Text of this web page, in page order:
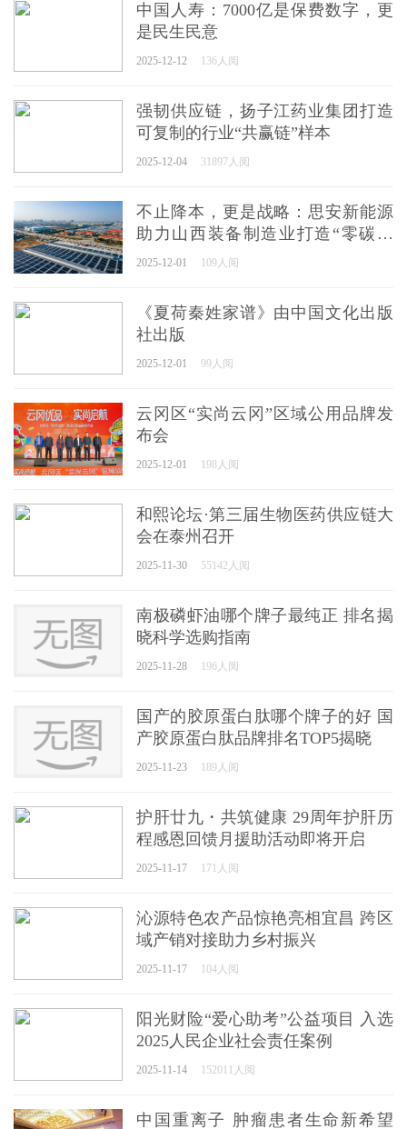
中国人寿：7000亿是保费数字，更
是民生民意
2025-12-12 136人阅
强韧供应链，扬子江药业集团打造
可复制的行业“共赢链”样本
2025-12-04 31897人阅
不止降本，更是战略：思安新能源
助力山西装备制造业打造“零碳工
厂”，抢占绿色制造制高点
2025-12-01 109人阅
《夏荷秦姓家谱》由中国文化出版
社出版
2025-12-01 99人阅
云冈区“实尚云冈”区域公用品牌发
布会
2025-12-01 198人阅
和熙论坛·第三届生物医药供应链大
会在泰州召开
2025-11-30 55142人阅
南极磷虾油哪个牌子最纯正 排名揭
晓科学选购指南
2025-11-28 196人阅
国产的胶原蛋白肽哪个牌子的好 国
产胶原蛋白肽品牌排名TOP5揭晓
2025-11-23 189人阅
护肝廿九・共筑健康 29周年护肝历
程感恩回馈月援助活动即将开启
2025-11-17 171人阅
沁源特色农产品惊艳亮相宜昌 跨区
域产销对接助力乡村振兴
2025-11-17 104人阅
阳光财险“爱心助考”公益项目 入选
2025人民企业社会责任案例
2025-11-14 152011人阅
中国重离子 肿瘤患者生命新希望